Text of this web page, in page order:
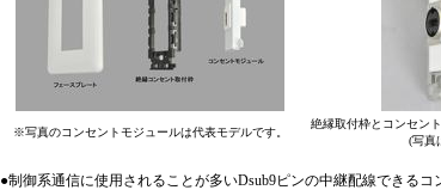
※写真のコンセントモジュールは代表モデルです。
絶縁取付枠とコンセン
(写真
●制御系通信に使用されることが多いDsub9ピンの中継配線できる